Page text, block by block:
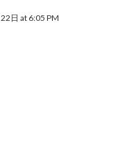
日 at 6:05 PM